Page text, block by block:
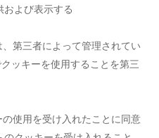
および表示する
第三者によって管理されてい
ッキーを使用することを第三
使用を受け入れたことに同意